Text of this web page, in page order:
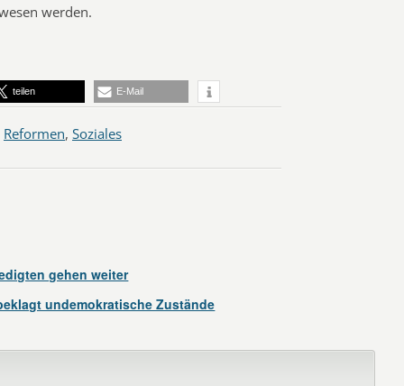
werden.
teilen E-Mail
Reformen, Soziales
gehen weiter
undemokratische Zustände